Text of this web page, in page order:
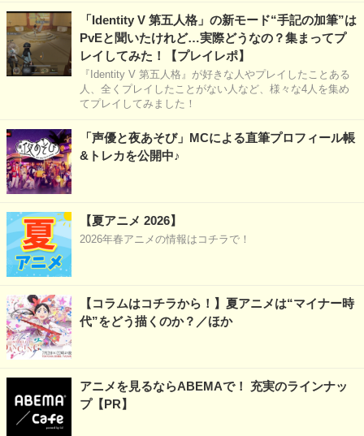
「Identity V 第五人格」の新モード“手記の加筆”は
PvEと聞いたけれど…実際どうなの？集まってプ
レイしてみた！【プレイレポ】
『Identity V 第五人格』が好きな人やプレイしたことある
人、全くプレイしたことがない人など、様々な4人を集め
てプレイしてみました！
「声優と夜あそび」MCによる直筆プロフィール帳
&トレカを公開中♪
【夏アニメ 2026】
2026年春アニメの情報はコチラで！
【コラムはコチラから！】夏アニメは“マイナー時
代”をどう描くのか？／ほか
アニメを見るならABEMAで！ 充実のラインナッ
プ【PR】